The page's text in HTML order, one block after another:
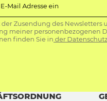
Mail Adresse ein
Zusendung des
meiner personenbezogenen
finden Sie in der